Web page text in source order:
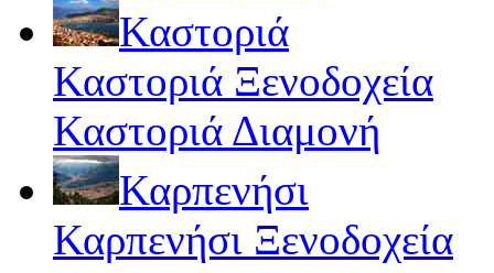
Καστοριά
Καστοριά Ξενοδοχεία
Καστοριά Διαμονή
Καρπενήσι
Καρπενήσι Ξενοδοχεία